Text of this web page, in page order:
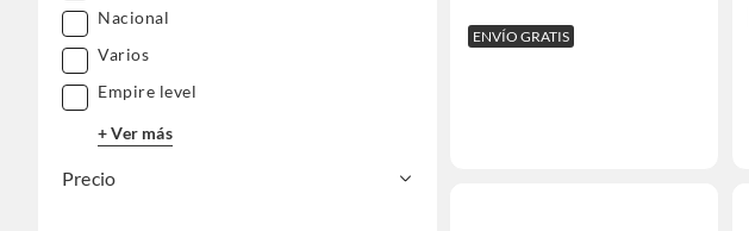
Nacional
Varios
Empire level
+ Ver más
Precio
ENVÍO GRATIS